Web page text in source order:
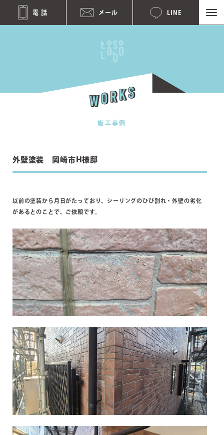
toSoLabo
電 話 メール LINE
施工事例
外壁塗装 岡崎市H様邸
以前の塗装から月日がたっており、シーリングのひび割れ・外壁の劣化
があるとのことで、ご依頼です。